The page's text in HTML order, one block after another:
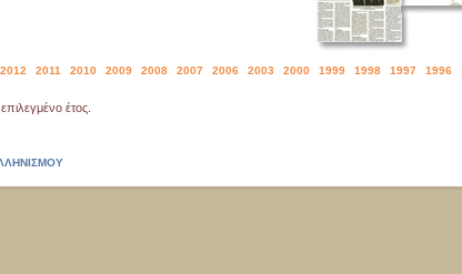
2012 2011 2010 2009 2008 2007 2006 2003 2000 1999 1998 1997 1996
έτος.